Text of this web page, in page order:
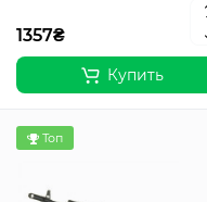
1357₴
Купить
Топ